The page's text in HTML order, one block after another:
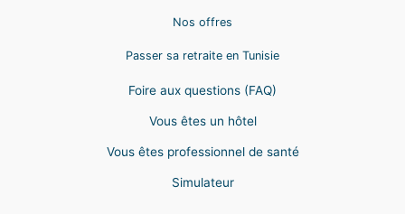
Nos offres
Passer sa retraite en Tunisie
Foire aux questions (FAQ)
Vous êtes un hôtel
Vous êtes professionnel de santé
Simulateur